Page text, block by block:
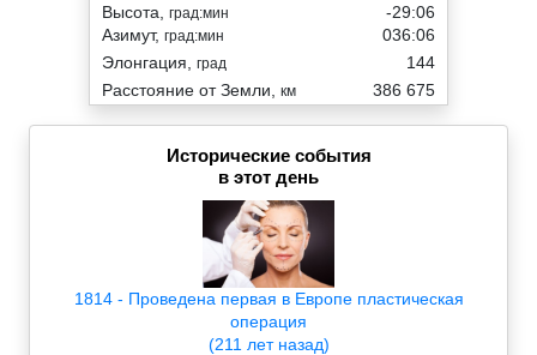
Высота, град:мин
Азимут, град:мин
-29:06
036:06
Элонгация, град
144
Расстояние от Земли, км 386 675
Исторические события
в этот день
1814 - Проведена первая в Европе пластическая
операция
(211 лет назад)